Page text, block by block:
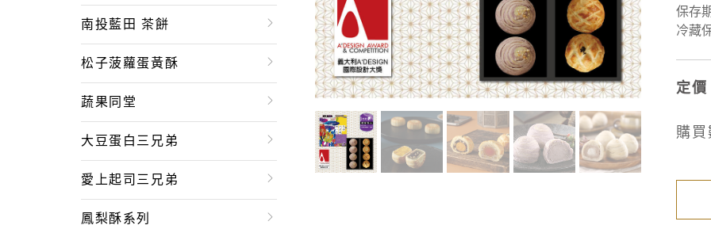
南投藍田 茶餅
松子菠蘿蛋黃酥
蔬果同堂
大豆蛋白三兄弟
愛上起司三兄弟
鳳梨酥系列
保存
冷藏
定價
購買